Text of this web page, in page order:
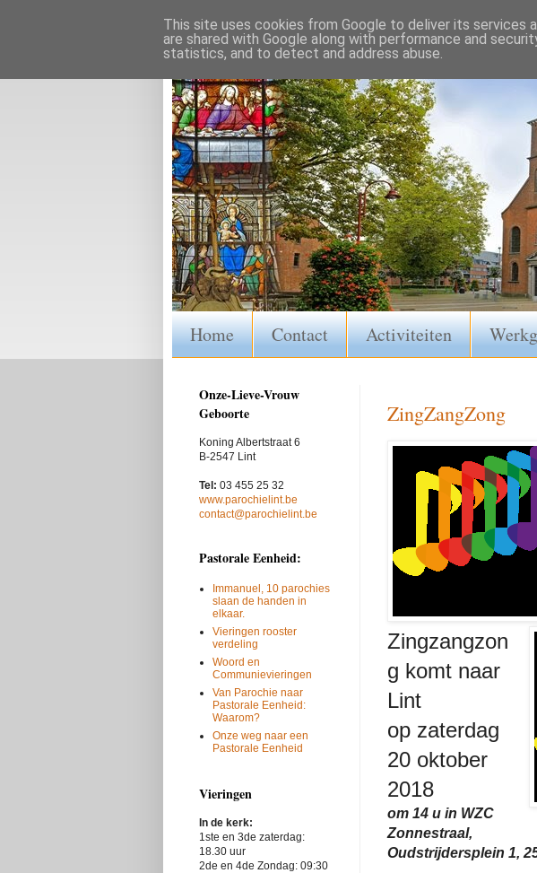
Home Contact Activiteiten
ZingZangZong
Zingzangzon
g komt naar
Lint
op zaterdag
20 oktober
2018
om 14 u in WZC
Zonnestraal,
Oudstrijdersplein 1,
Onze-Lieve-Vrouw
Geboorte
Koning Albertstraat 6
B-2547 Lint
Tel: 03 455 25 32
www.parochielint.be
contact@parochielint.be
Pastorale Eenheid:
Immanuel, 10 parochies
slaan de handen in
elkaar.
Vieringen rooster
verdeling
Woord en
Communievieringen
Van Parochie naar
Pastorale Eenheid:
Waarom?
Onze weg naar een
Pastorale Eenheid
Vieringen
In de kerk:
1ste en 3de zaterdag:
18.30 uur
2de en 4de Zondag: 09:30
This site uses cookies from Google to deliver its services
are shared with Google along with performance and
statistics, and to detect and address abuse.